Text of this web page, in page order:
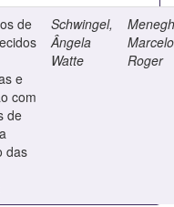
de
e
com
de
das
Schwingel,
Ângela
Watte
Marcelo
Roger